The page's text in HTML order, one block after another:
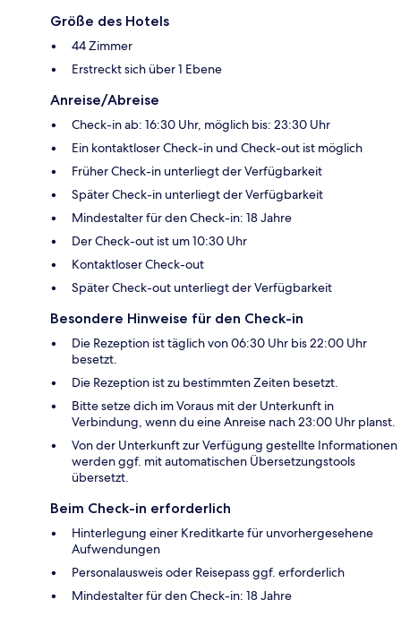
Größe des Hotels
44 Zimmer
Erstreckt sich über 1 Ebene
Anreise/Abreise
Check-in ab: 16:30 Uhr, möglich bis: 23:30 Uhr
Ein kontaktloser Check-in und Check-out ist möglich
Früher Check-in unterliegt der Verfügbarkeit
Später Check-in unterliegt der Verfügbarkeit
Mindestalter für den Check-in: 18 Jahre
Der Check-out ist um 10:30 Uhr
Kontaktloser Check-out
Später Check-out unterliegt der Verfügbarkeit
Besondere Hinweise für den Check-in
Die Rezeption ist täglich von 06:30 Uhr bis 22:00 Uhr
besetzt.
Die Rezeption ist zu bestimmten Zeiten besetzt.
Bitte setze dich im Voraus mit der Unterkunft in
Verbindung, wenn du eine Anreise nach 23:00 Uhr planst.
Von der Unterkunft zur Verfügung gestellte Informationen
werden ggf. mit automatischen Übersetzungstools
übersetzt.
Beim Check-in erforderlich
Hinterlegung einer Kreditkarte für unvorhergesehene
Aufwendungen
Personalausweis oder Reisepass ggf. erforderlich
Mindestalter für den Check-in: 18 Jahre